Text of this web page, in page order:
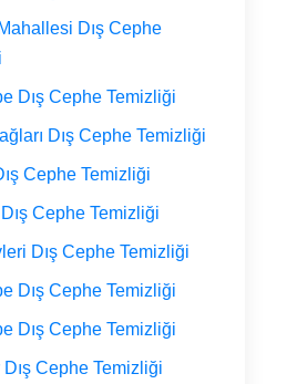
Dış Cephe
Dış Cephe Temizliği
Dış Cephe Temizliği
Cephe Temizliği
Cephe Temizliği
Dış Cephe Temizliği
Dış Cephe Temizliği
Dış Cephe Temizliği
Dış Cephe Temizliği